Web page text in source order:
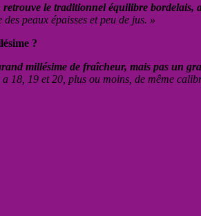
retrouve le traditionnel équilibre
peaux épaisses et peu de jus. »
?
millésime de fraîcheur, mais pas un
18, 19 et 20, plus ou moins, de même